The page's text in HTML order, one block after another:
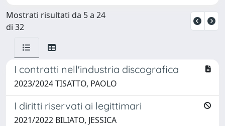
Mostrati risultati da 5 a 24
di 32
I contratti nell'industria discografica
2023/2024 TISATTO, PAOLO
I diritti riservati ai legittimari
2021/2022 BILIATO, JESSICA